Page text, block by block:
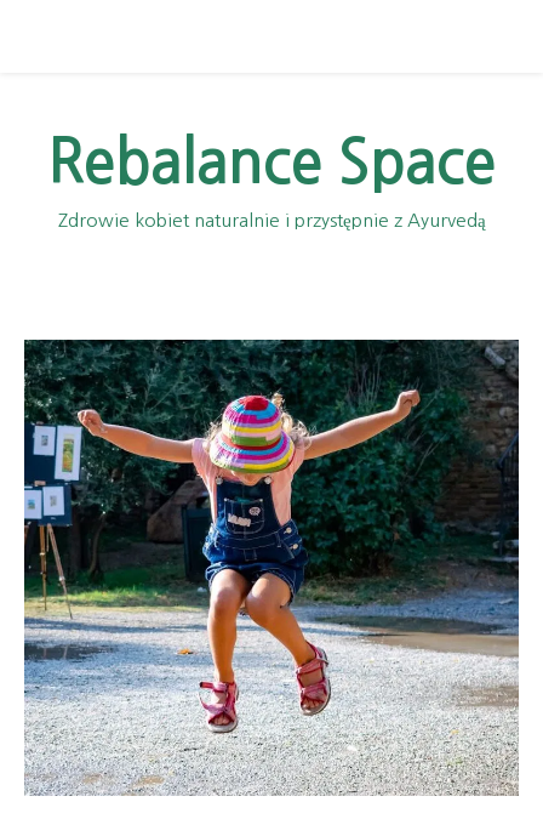
Rebalance Space
Zdrowie kobiet naturalnie i przystępnie z Ayurvedą